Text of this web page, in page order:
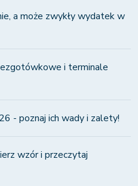
a może zwykły wydatek w
i terminale
- poznaj ich wady i zalety!
wzór i przeczytaj